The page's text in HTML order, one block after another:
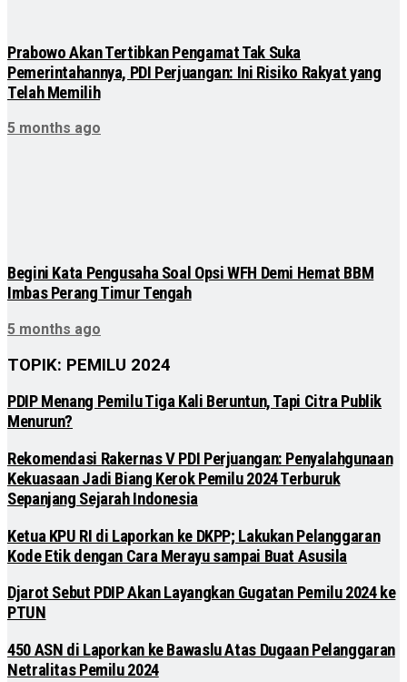
Prabowo Akan Tertibkan Pengamat Tak Suka
Pemerintahannya, PDI Perjuangan: Ini Risiko Rakyat yang
Telah Memilih
5 months ago
Begini Kata Pengusaha Soal Opsi WFH Demi Hemat BBM
Imbas Perang Timur Tengah
5 months ago
TOPIK: PEMILU 2024
PDIP Menang Pemilu Tiga Kali Beruntun, Tapi Citra Publik
Menurun?
Rekomendasi Rakernas V PDI Perjuangan: Penyalahgunaan
Kekuasaan Jadi Biang Kerok Pemilu 2024 Terburuk
Sepanjang Sejarah Indonesia
Ketua KPU RI di Laporkan ke DKPP; Lakukan Pelanggaran
Kode Etik dengan Cara Merayu sampai Buat Asusila
Djarot Sebut PDIP Akan Layangkan Gugatan Pemilu 2024 ke
PTUN
450 ASN di Laporkan ke Bawaslu Atas Dugaan Pelanggaran
Netralitas Pemilu 2024